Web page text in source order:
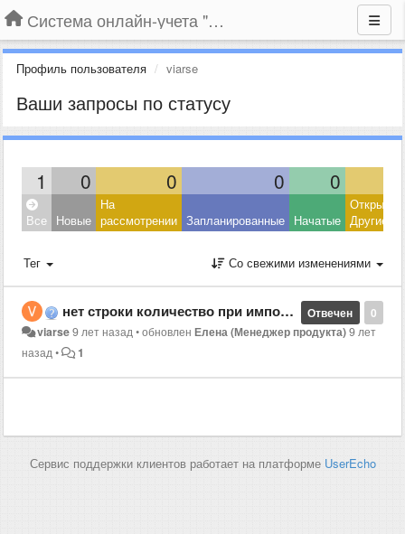
Система онлайн-учета "Большая Птица"
Профиль пользователя viarse
Ваши запросы по статусу
1 0 0 0 0
Все Новые
На
рассмотрении Запланированные Начатые Другие
Тег Со свежими изменениями
0
Отвечен
нет строки количество при импорте
viarse9 лет назад•обновленЕлена (Менеджер продукта)9 лет
назад• 1
Сервис поддержки клиентов работает на платформе UserEcho